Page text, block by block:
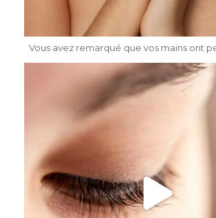
Vous avez remarqué que vos mains ont
dr.katiasalomon